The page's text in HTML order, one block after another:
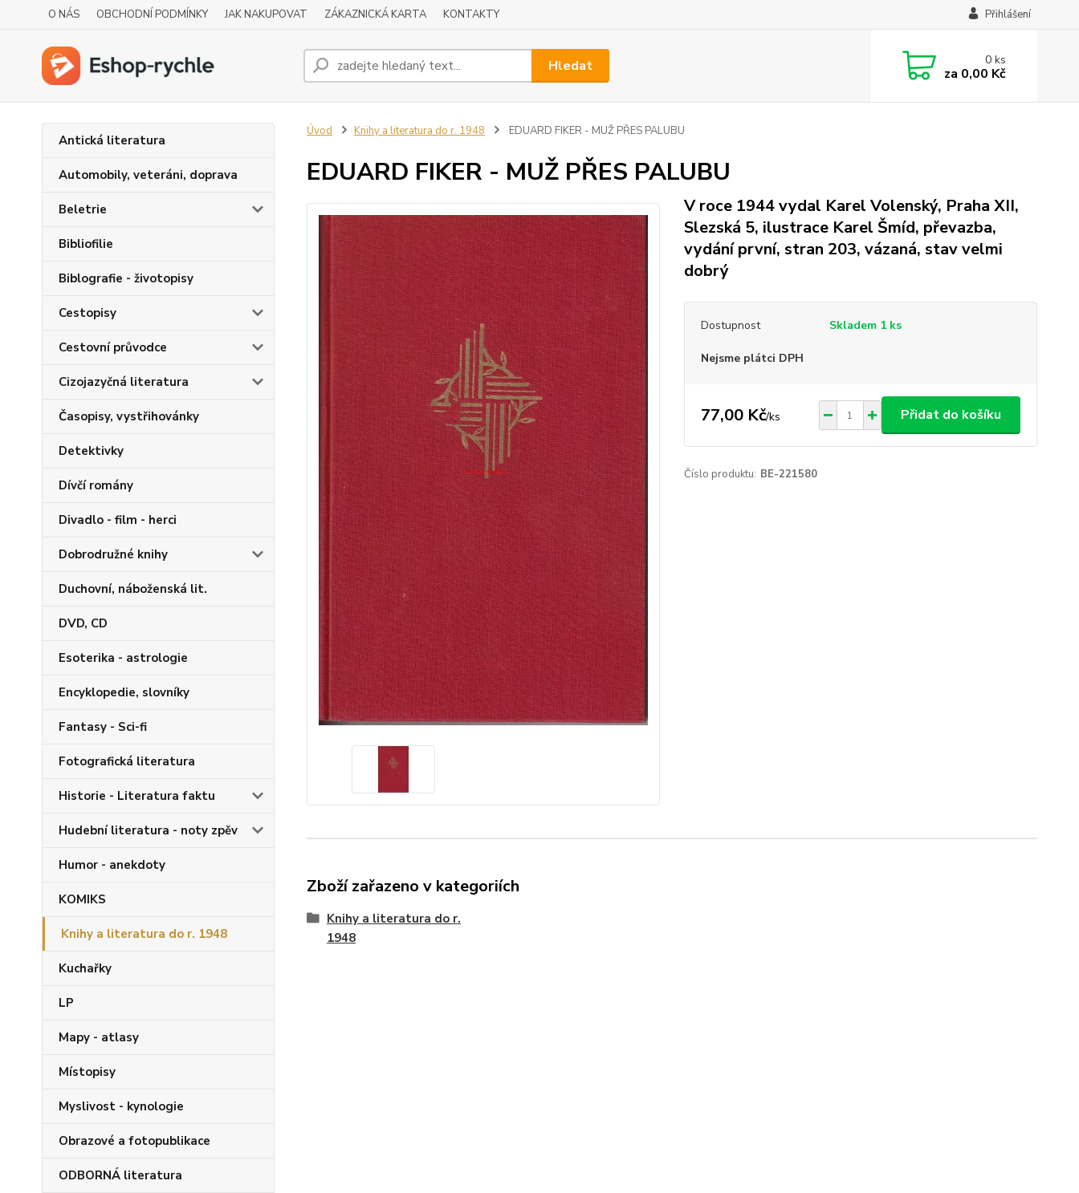
O NÁS OBCHODNÍ PODMÍNKY JAK NAKUPOVAT ZÁKAZNICKÁ KARTA KONTAKTY Přihlášení
Hledat 0ks
za 0,00 Kč
Antická literatura
Automobily, veteráni, doprava
Beletrie
Bibliofilie
Biblografie - životopisy
Cestopisy
Cestovní průvodce
Cizojazyčná literatura
Časopisy, vystřihovánky
Detektivky
Dívčí romány
Divadlo - film - herci
Dobrodružné knihy
Duchovní, náboženská lit.
DVD, CD
Esoterika - astrologie
Encyklopedie, slovníky
Fantasy - Sci-fi
Fotografická literatura
Historie - Literatura faktu
Hudební literatura - noty zpěv
Humor - anekdoty
KOMIKS
Knihy a literatura do r. 1948
Kuchařky
LP
Mapy - atlasy
Místopisy
Myslivost - kynologie
Obrazové a fotopublikace
ODBORNÁ literatura
Úvod Knihy a literatura do r. 1948 EDUARD FIKER - MUŽ PŘES PALUBU
EDUARD FIKER - MUŽ PŘES PALUBU
V roce 1944 vydal Karel Volenský, Praha XII,
Slezská 5, ilustrace Karel Šmíd, převazba,
vydání první, stran 203, vázaná, stav velmi
dobrý
Dostupnost Skladem 1 ks
Nejsme plátci DPH
77,00 Kč/ks Přidat do košíku
Číslo produktu: BE-221580
Zboží zařazeno v kategoriích
Knihy a literatura do r.
1948